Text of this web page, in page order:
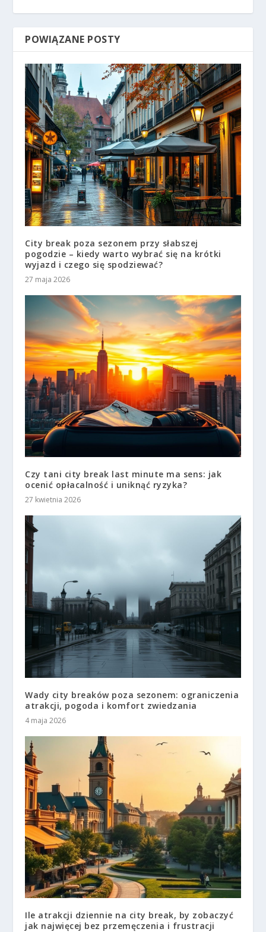
POWIĄZANE POSTY
City break poza sezonem przy słabszej
pogodzie – kiedy warto wybrać się na krótki
wyjazd i czego się spodziewać?
27 maja 2026
Czy tani city break last minute ma sens: jak
ocenić opłacalność i uniknąć ryzyka?
27 kwietnia 2026
Wady city breaków poza sezonem: ograniczenia
atrakcji, pogoda i komfort zwiedzania
4 maja 2026
Ile atrakcji dziennie na city break, by zobaczyć
jak najwięcej bez przemęczenia i frustracji